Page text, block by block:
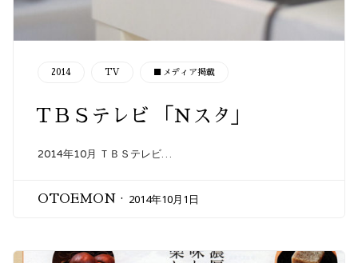
CATEGORY
2014 TV ■メディア掲載
ＴＢＳテレビ 「Ｎスタ」
2014年10月 ＴＢＳテレビ…
OTOEMON 2014年10月1日